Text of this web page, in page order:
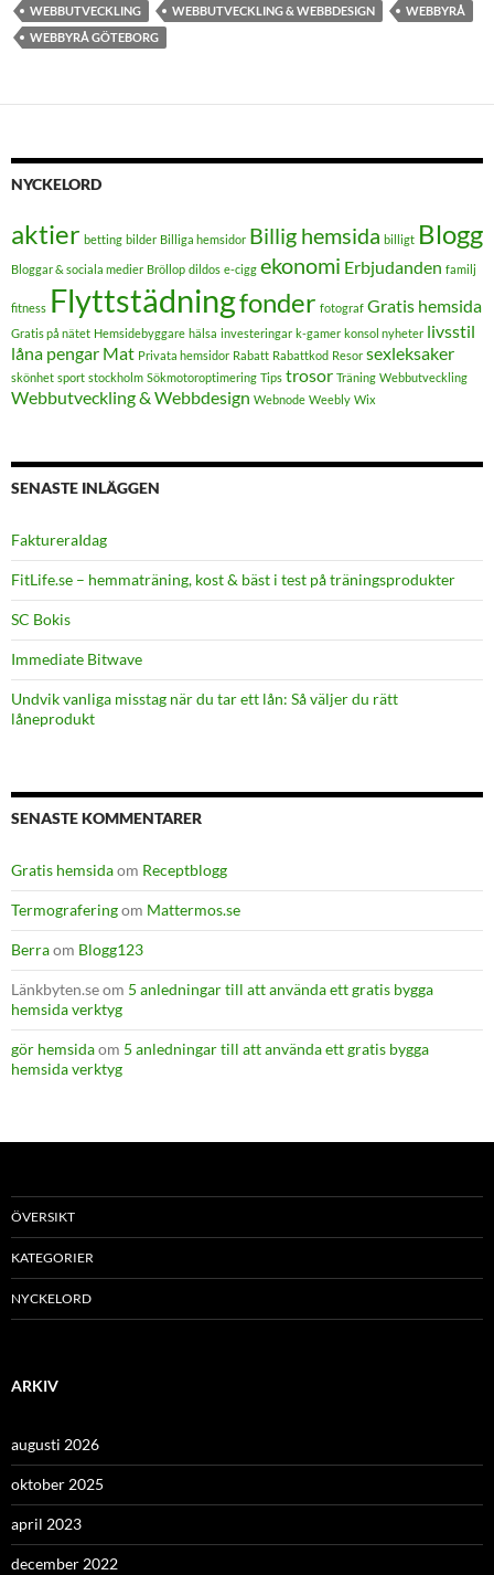
WEBBUTVECKLING WEBBUTVECKLING & WEBBDESIGN
WEBBYRÅ
WEBBYRÅ GÖTEBORG
NYCKELORD
aktier betting bilder Billiga hemsidor Billig hemsida billigt Blogg
Bloggar & sociala medier Bröllop dildos e-cigg ekonomi Erbjudanden familj
fitness Flyttstädningfonder fotograf Gratis hemsida
Gratis på nätet Hemsidebyggare hälsa investeringar k-gamer konsol nyheter livsstil
låna pengar Mat Privata hemsidor Rabatt Rabattkod Resor sexleksaker
skönhet sport stockholm Sökmotoroptimering Tips trosor Träning Webbutveckling
Webbutveckling & Webbdesign Webnode Weebly Wix
SENASTE INLÄGGEN
FaktureraIdag
FitLife.se – hemmaträning, kost & bäst i test på träningsprodukter
SC Bokis
Immediate Bitwave
Undvik vanliga misstag när du tar ett lån: Så väljer du rätt
låneprodukt
SENASTE KOMMENTARER
Gratis hemsidaom Receptblogg
Termograferingom Mattermos.se
Berraom Blogg123
Länkbyten.seom 5 anledningar till att använda ett gratis bygga
hemsida verktyg
gör hemsidaom 5 anledningar till att använda ett gratis bygga
hemsida verktyg
ÖVERSIKT
KATEGORIER
NYCKELORD
ARKIV
augusti 2026
oktober 2025
april 2023
december 2022